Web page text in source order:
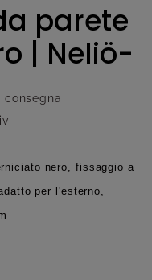
parete
| Neliö-
nero, fissaggio a
per l'esterno,